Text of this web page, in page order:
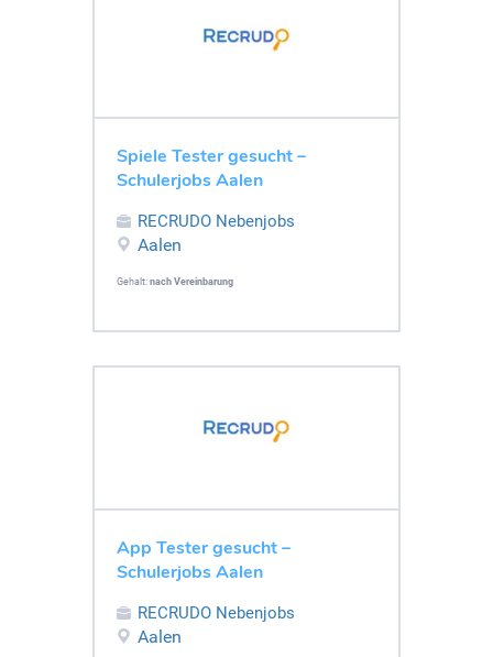
Spiele Tester gesucht –
Schulerjobs Aalen
RECRUDO Nebenjobs
Aalen
Gehalt: nach Vereinbarung
App Tester gesucht –
Schulerjobs Aalen
RECRUDO Nebenjobs
Aalen